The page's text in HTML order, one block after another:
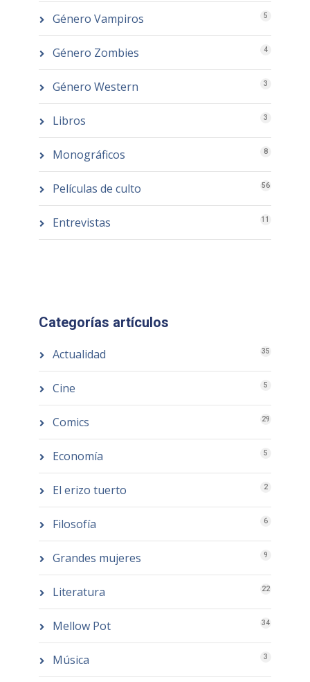
Género Vampiros 5
Género Zombies 4
Género Western 3
Libros 3
Monográficos 8
Películas de culto 56
Entrevistas 11
Categorías artículos
Actualidad 35
Cine 5
Comics 29
Economía 5
El erizo tuerto 2
Filosofía 6
Grandes mujeres 9
Literatura 22
Mellow Pot 34
Música 3